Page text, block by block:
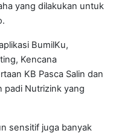
yang dilakukan untuk
BumilKu,
Kencana
KB Pasca Salin dan
padi Nutrizink yang
sensitif juga banyak